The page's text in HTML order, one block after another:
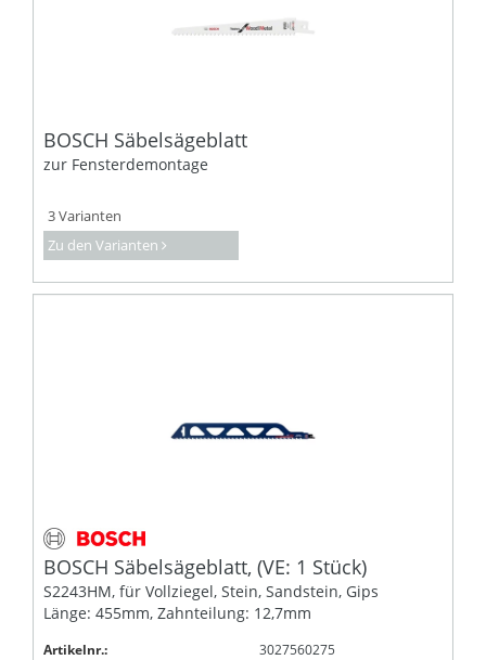
BOSCH Säbelsägeblatt
zur Fensterdemontage
3 Varianten
Zu den Varianten
BOSCH Säbelsägeblatt, (VE: 1 Stück)
S2243HM, für Vollziegel, Stein, Sandstein, Gips
Länge: 455mm, Zahnteilung: 12,7mm
Artikelnr.:
3027560275